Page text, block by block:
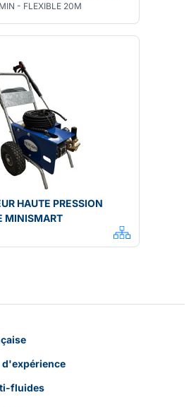
- FLEXIBLE 20M
HAUTE PRESSION
MINISMART
d'expérience
fluides